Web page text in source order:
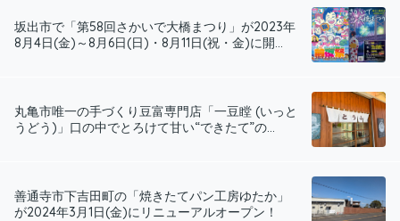
坂出市で「第58回さかいで大橋まつり」が2023年
8月4日(金)～8月6日(日)・8月11日(祝・金)に開...
丸亀市唯一の手づくり豆富専門店「一豆瞠 (いっと
うどう)」口の中でとろけて甘い“できたて”の...
善通寺市下吉田町の「焼きたてパン工房ゆたか」
が2024年3月1日(金)にリニューアルオープン！